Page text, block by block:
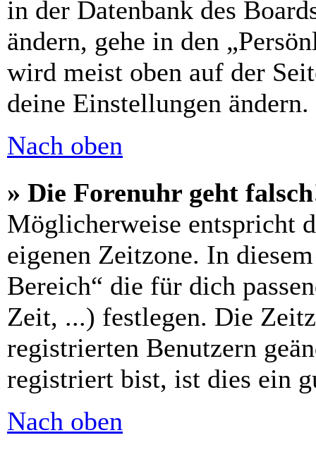
in der Datenbank des
ändern, gehe in den
wird meist oben auf der
deine Einstellungen ändern.
Nach oben
» Die Forenuhr geht
Möglicherweise entspricht
eigenen Zeitzone. In
Bereich“ die für dich
Zeit, ...) festlegen. Die
registrierten Benutzern
registriert bist, ist dies ein
Nach oben